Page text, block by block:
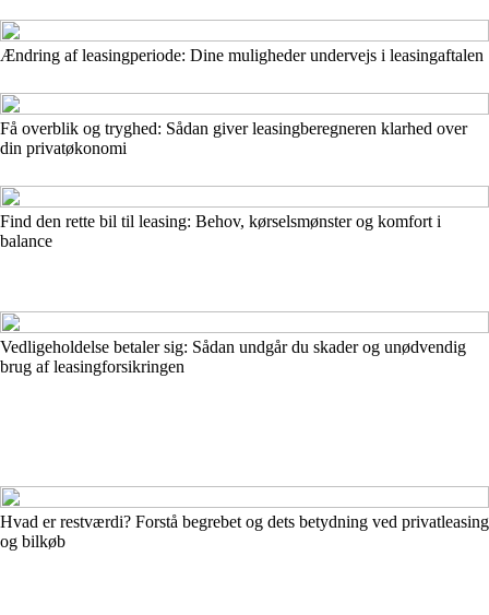
Ændring af leasingperiode: Dine muligheder undervejs i leasingaftalen
Få overblik og tryghed: Sådan giver leasingberegneren klarhed over
din privatøkonomi
Find den rette bil til leasing: Behov, kørselsmønster og komfort i
balance
Vedligeholdelse betaler sig: Sådan undgår du skader og unødvendig
brug af leasingforsikringen
Hvad er restværdi? Forstå begrebet og dets betydning ved privatleasing
og bilkøb